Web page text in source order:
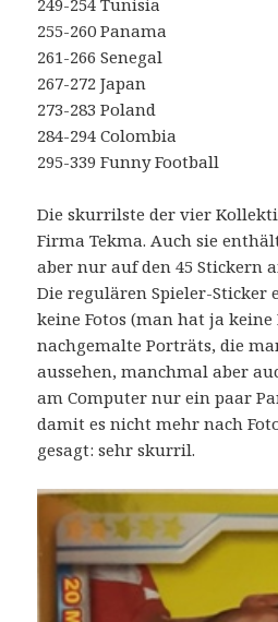
255-260 Panama
261-266 Senegal
267-272 Japan
273-283 Poland
284-294 Colombia
295-339 Funny Football
Die skurrilste der vier
Firma Tekma. Auch sie
aber nur auf den 45 Stickern
Die regulären Spieler-
keine Fotos (man hat ja keine
nachgemalte Porträts, die
aussehen, manchmal aber
am Computer nur ein paar
damit es nicht mehr nach
gesagt: sehr skurril.